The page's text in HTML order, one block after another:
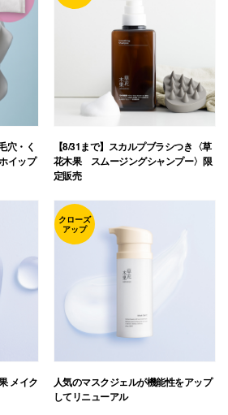
穴・く
イップ
【8/31まで】スカルプブラシつき〈草
花木果 スムージングシャンプー〉限
定販売
メイク
クローズ
アップ
人気のマスクジェルが機能性をアップ
してリニューアル